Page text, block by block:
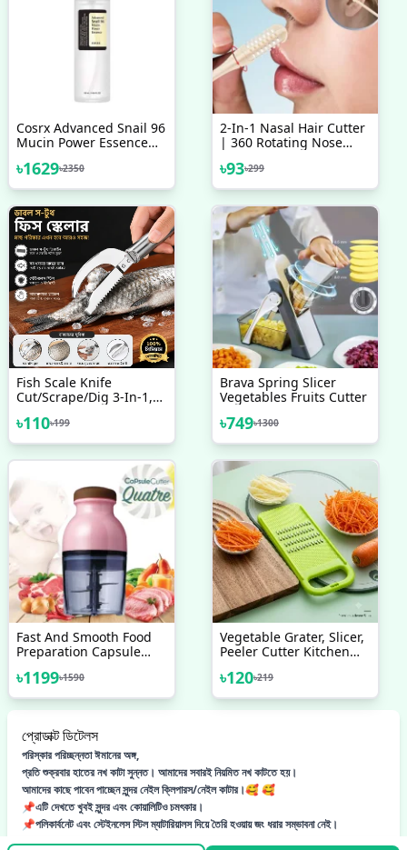
Cosrx Advanced Snail 96
Mucin Power Essence
৳1629৳2350
2-In-1 Nasal Hair Cutter
| 360 Rotating Nose
Ear Picker | Portable
Double-Sided Nose &
৳93৳299
Fish Scale Knife
Cut/Scrape/Dig 3-In-1,
Scaler Remover, 3-In-1
Fish Scaler Remover
Fish Scale Remover,
Stainless Steel 3 In 1
Fish Maw Knife
৳110৳199
Brava Spring Slicer
Vegetables Fruits Cutter
৳749৳1300
Fast And Smooth Food
Preparation Capsule
Meat Mincer Blenders
Mixers Grinder
৳1199৳1590
Vegetable Grater, Slicer,
Peeler Cutter Kitchen
৳120৳219
প্রোডাক্ট ডিটেলস
পরিস্কার পরিচ্ছন্নতা ঈমানের অঙ্গ,
প্রতি শুক্রবার হাতের নখ কাটা সুন্নত। আমাদের সবারই নিয়মিত নখ কাটতে হয়।
আমাদের কাছে পাবেন পাচ্ছেন সুন্দর নেইল ক্লিপারস/নেইল কাটার।🥰 🥰
📌এটি দেখতে খুবই সুন্দর এবং কোয়ালিটিও চমৎকার।
📌পলিকার্বনেট এবং স্টেইনলেস স্টিল ম্যাটারিয়ালস দিয়ে তৈরি হওয়ায় জং ধরার সম্ভাবনা নেই।